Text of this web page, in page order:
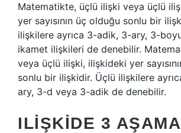
Matematikte, üçlü ilişki veya üçlü
yer sayısının üç olduğu sonlu bir
ilişkilere ayrıca 3-adik, 3-ary, 3-
ikamet ilişkileri de denebilir.
veya üçlü ilişki, ilişkideki yer
sonlu bir ilişkidir. Üçlü ilişkilere
ary, 3-d veya 3-adik de denebilir.
ILIŞKIDE 3